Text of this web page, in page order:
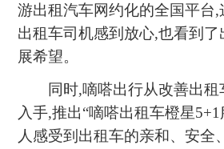
游出租汽车网约化的全国平台
出租车司机感到放心,也看到
展希望。
同时,嘀嗒出行从改善出租
入手,推出“嘀嗒出租车橙星
人感受到出租车的亲和、安全